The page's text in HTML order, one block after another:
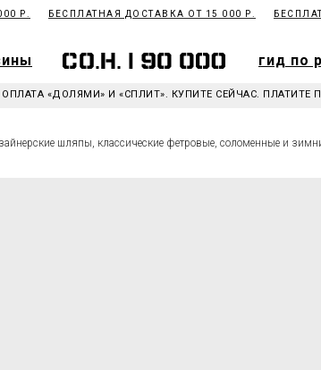
Р. БЕСПЛАТНАЯ ДОСТАВКА ОТ 15 000 Р.
гид по
гид по
ОПЛАТА «ДОЛЯМИ» И «СПЛИТ». КУПИТЕ СЕЙЧАС. ПЛАТИТЕ
шляпы, классические фетровые, соломенные и